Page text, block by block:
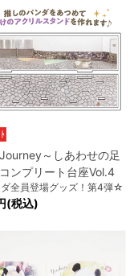
～しあわせの足
ンプリート台座Vol.4
全員登場グッズ！第4弾☆
(税込)